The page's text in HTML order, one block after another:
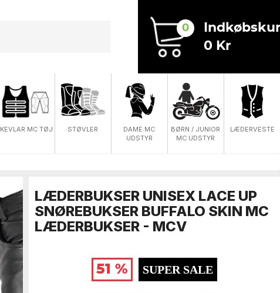
0
0 Kr
KEVLAR MC TØJ STØVLER
DAME MC
UDSTYR
BØRN / JUNIOR
MC UDSTYR
LÆDERVESTE
LÆDERBUKSER UNISEX LACE UP
SNØREBUKSER BUFFALO SKIN MC
LÆDERBUKSER - MCV
51 % SUPER SALE